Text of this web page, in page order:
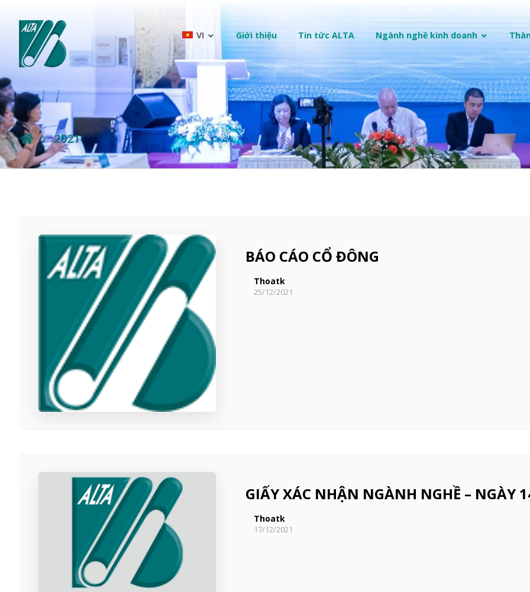
VI Giới thiệu Tin tức ALTA Ngành nghề kinh doanh
2021
BÁO CÁO CỔ ĐÔNG
Thoatk
25/12/2021
GIẤY XÁC NHẬN NGÀNH NGHỀ – NGÀY
Thoatk
17/12/2021